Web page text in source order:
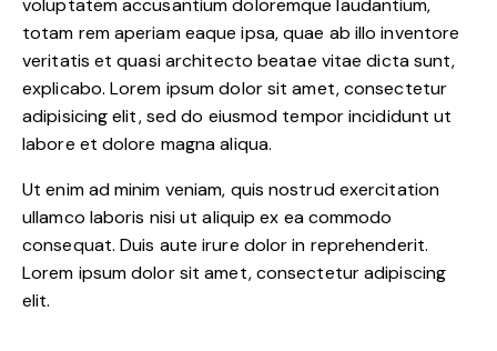
voluptatem accusantium doloremque laudantium,
totam rem aperiam eaque ipsa, quae ab illo inventore
veritatis et quasi architecto beatae vitae dicta sunt,
explicabo. Lorem ipsum dolor sit amet, consectetur
adipisicing elit, sed do eiusmod tempor incididunt ut
labore et dolore magna aliqua.
Ut enim ad minim veniam, quis nostrud exercitation
ullamco laboris nisi ut aliquip ex ea commodo
consequat. Duis aute irure dolor in reprehenderit.
Lorem ipsum dolor sit amet, consectetur adipiscing
elit.